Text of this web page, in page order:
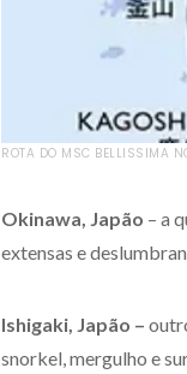
ROTA DO MSC BELLISSIMA
Okinawa, Japão – a
extensas e
Ishigaki, Japão –
snorkel, mergulho e